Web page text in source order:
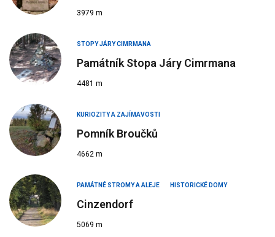
3979 m
STOPY JÁRY CIMRMANA
Památník Stopa Járy Cimrmana
4481 m
KURIOZITY A ZAJÍMAVOSTI
Pomník Broučků
4662 m
PAMÁTNÉ STROMY A ALEJE HISTORICKÉ DOMY
Cinzendorf
5069 m